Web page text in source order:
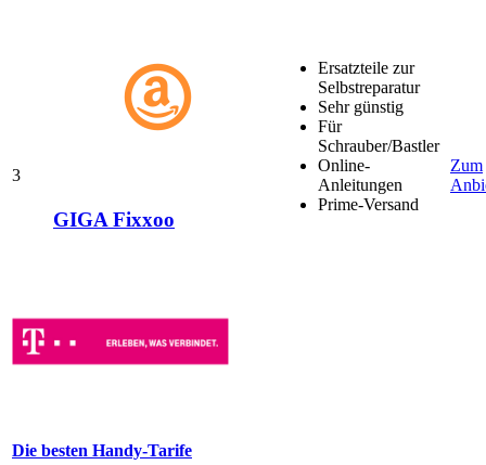
3
GIGA Fixxoo
Ersatzteile zur
Selbstreparatur
Sehr günstig
Für
Schrauber/Bastler
Online-
Anleitungen
Prime-Versand
Zum
Die besten Handy-Tarife